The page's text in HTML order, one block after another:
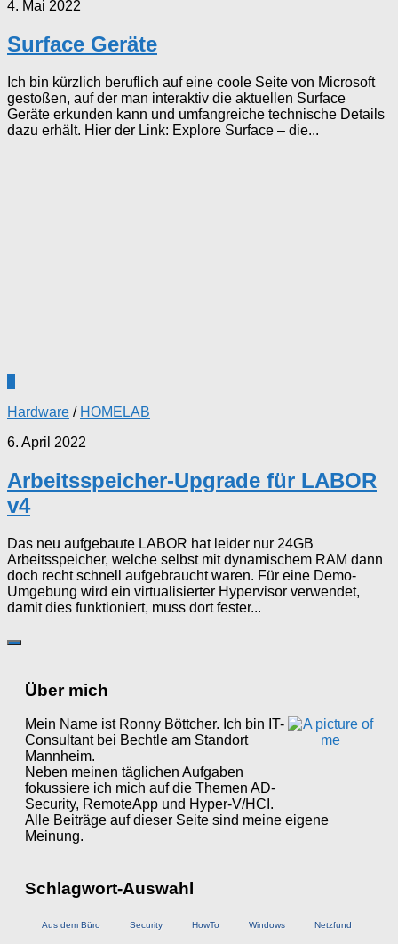
4. Mai 2022
Surface Geräte
Ich bin kürzlich beruflich auf eine coole Seite von Microsoft
gestoßen, auf der man interaktiv die aktuellen Surface
Geräte erkunden kann und umfangreiche technische Details
dazu erhält. Hier der Link: Explore Surface – die...
Hardware / HOMELAB
6. April 2022
Arbeitsspeicher-Upgrade für LABOR
v4
Das neu aufgebaute LABOR hat leider nur 24GB
Arbeitsspeicher, welche selbst mit dynamischem RAM dann
doch recht schnell aufgebraucht waren. Für eine Demo-
Umgebung wird ein virtualisierter Hypervisor verwendet,
damit dies funktioniert, muss dort fester...
Über mich
Mein Name ist Ronny Böttcher. Ich bin IT-
Consultant bei Bechtle am Standort
Mannheim.
Neben meinen täglichen Aufgaben
fokussiere ich mich auf die Themen AD-
Security, RemoteApp und Hyper-V/HCI.
Alle Beiträge auf dieser Seite sind meine eigene
Meinung.
Schlagwort-Auswahl
Aus dem Büro Security HowTo Windows Netzfund